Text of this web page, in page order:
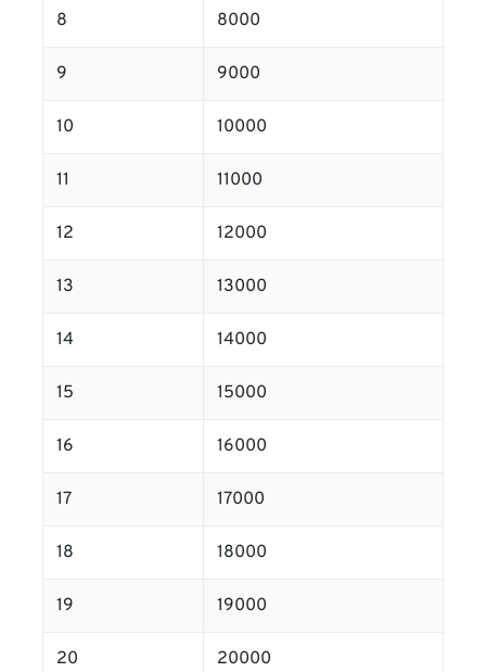
8 8000
9 9000
10 10000
11 11000
12 12000
13 13000
14 14000
15 15000
16 16000
17 17000
18 18000
19 19000
20 20000